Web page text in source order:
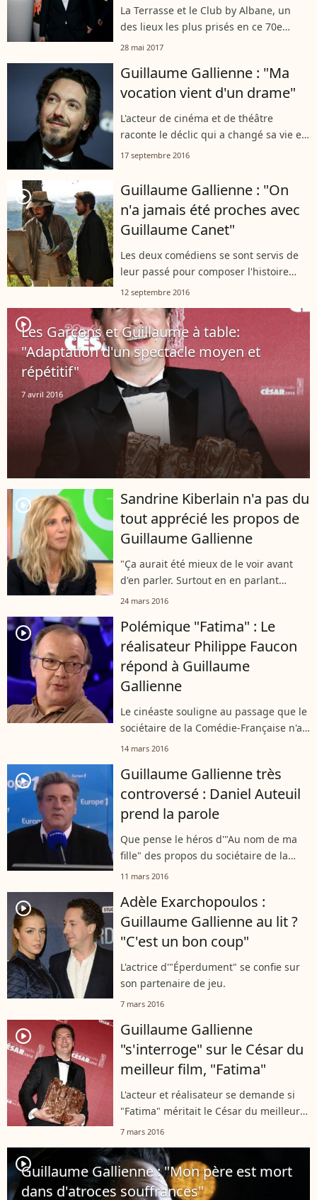
La Terrasse et le Club by Albane, un
des lieux les plus prisés en ce 70e
Festival de Cannes. De Robert Pattinson
stars ont pris goût aux soirées...
28 mai 2017
Guillaume Gallienne : "Ma
vocation vient d'un drame"
L'acteur de cinéma et de théâtre
raconte le déclic qui a changé sa vie et
lui a fait prendre une toute autre
17 septembre 2016
player2
Guillaume Gallienne : "On
n'a jamais été proches avec
Guillaume Canet"
Les deux comédiens se sont servis de
leur passé pour composer l'histoire
d'amitié que raconte "Cézanne et moi".
12 septembre 2016
player2
Les Garçons et Guillaume à table:
"Adaptation d'un spectacle moyen et
répétitif"
7 avril 2016
player2
Sandrine Kiberlain n'a pas du
tout apprécié les propos de
Guillaume Gallienne
"Ça aurait été mieux de le voir avant
d'en parler. Surtout en en parlant
comme ça !"
24 mars 2016
player2
Polémique "Fatima" : Le
réalisateur Philippe Faucon
répond à Guillaume
Gallienne
Le cinéaste souligne au passage que le
sociétaire de la Comédie-Française n'a
pas vu son film...
14 mars 2016
player2
Guillaume Gallienne très
controversé : Daniel Auteuil
prend la parole
Que pense le héros d'"Au nom de ma
fille" des propos du sociétaire de la
Comédie-Française sur les César ?
11 mars 2016
player2
Adèle Exarchopoulos :
Guillaume Gallienne au lit ?
"C'est un bon coup"
L'actrice d'"Éperdument" se confie sur
son partenaire de jeu.
7 mars 2016
player2
Guillaume Gallienne
"s'interroge" sur le César du
meilleur film, "Fatima"
L'acteur et réalisateur se demande si
"Fatima" méritait le César du meilleur
film et voit la Toile s'insurger.
7 mars 2016
player2Guillaume Gallienne : "Mon père est mort
dans d'atroces souffrances"